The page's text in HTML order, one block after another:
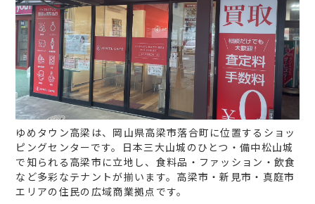
ゆめタウン高梁は、岡山県高梁市落合町に位置するショッ
ピングセンターです。日本三大山城のひとつ・備中松山城
で知られる高梁市に立地し、食料品・ファッション・飲食
など多彩なテナントが揃います。高梁市・新見市・真庭市
エリアの住民の広域商業拠点です。